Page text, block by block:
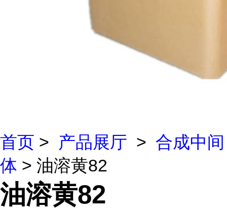
首页 > 产品展厅 > 合成中间
体 > 油溶黄82
油溶黄82